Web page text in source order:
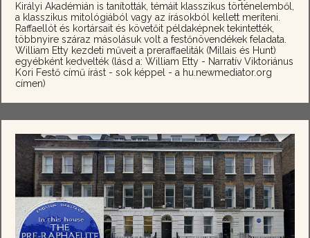
Királyi Akadémián is tanították, témáit klasszikus történelemből,
a klasszikus mitológiából vagy az írásokból kellett meríteni.
Raffaellót és kortársait és követőit példaképnek tekintették,
többnyire száraz másolásuk volt a festőnövendékek feladata.
William Etty kezdeti műveit a preraffaeliták (Millais és Hunt)
egyébként kedvelték (lásd a: William Etty - Narratív Viktoriánus
Kori Festő című írást - sok képpel - a hu.newmediator.org
címen)